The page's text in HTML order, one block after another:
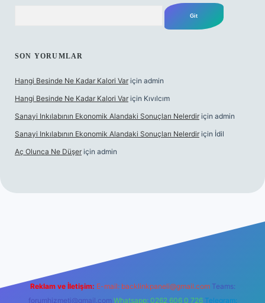
SON YORUMLAR
Hangi Besinde Ne Kadar Kalori Var için admin
Hangi Besinde Ne Kadar Kalori Var için Kıvılcım
Sanayi Inkılabının Ekonomik Alandaki Sonuçları Nelerdir için admin
Sanayi Inkılabının Ekonomik Alandaki Sonuçları Nelerdir için İdil
Aç Olunca Ne Düşer için admin
Reklam ve İletişim: E-mail: backlinkpaneli@gmail.com Teams:
forumhizmeti@gmail.com Whatsapp: 0262 606 0 726 Telegram: